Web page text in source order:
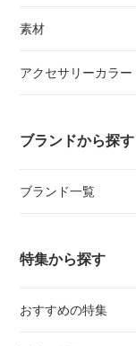
素材
アクセサリーカラー
ブランドから探す
ブランド一覧
特集から探す
おすすめの特集